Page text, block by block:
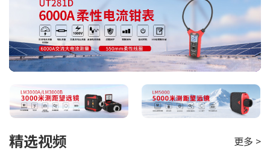
a
v
i
g
a
t
o
n
精选视频 更多 >